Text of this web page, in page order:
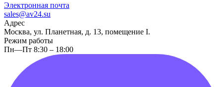
Электронная почта
sales@av24.su
Адрес
Москва, ул. Планетная, д. 13, помещение I.
Режим работы
Пн—Пт 8:30 – 18:00